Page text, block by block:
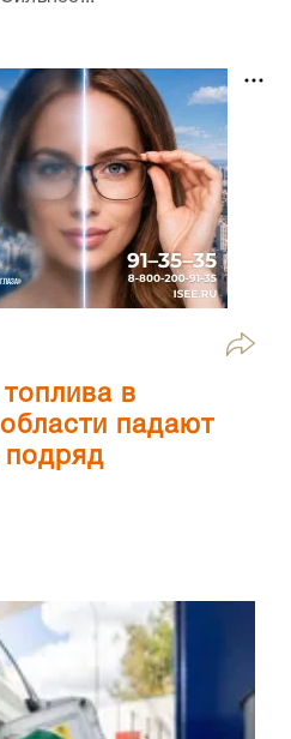
в
падают